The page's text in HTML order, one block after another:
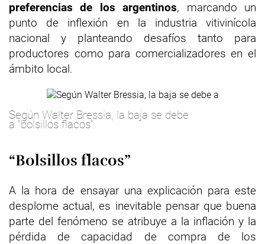
preferencias de los argentinos, marcando un
punto de inflexión en la industria vitivinícola
nacional y planteando desafíos tanto para
productores como para comercializadores en el
ámbito local.
Según Walter Bressia, la baja se debe
a "bolsillos flacos".
“Bolsillos flacos”
A la hora de ensayar una explicación para este
desplome actual, es inevitable pensar que buena
parte del fenómeno se atribuye a la inflación y la
pérdida de capacidad de compra de los